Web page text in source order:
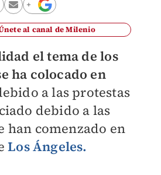
al canal de Milenio
el tema de los
ha colocado en
a las protestas
debido a las
han comenzado en
Los Ángeles.